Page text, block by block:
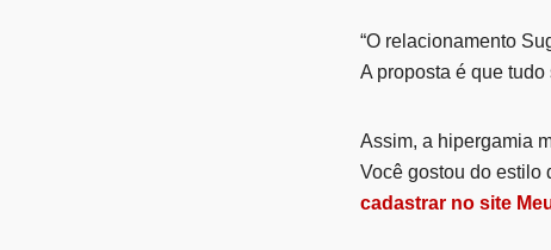
“O relacionamento
A proposta é que
Assim, a hipergamia
Você gostou do estilo
cadastrar no site